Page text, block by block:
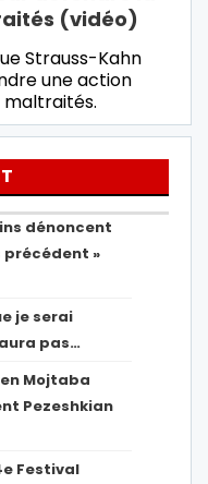
(vidéo)
Strauss-Kahn
une action
maltraités.
dénoncent
précédent »
je serai
pas…
Mojtaba
Pezeshkian
Festival